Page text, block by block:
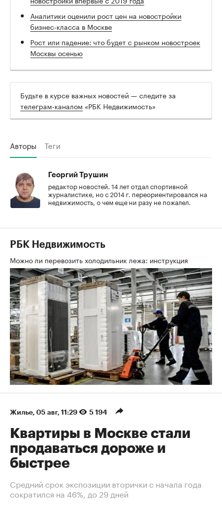
Аналитики оценили рост цен на новостройки
бизнес-класса в Москве
Рост или падение: что будет с рынком новостроек
Москвы осенью
Будьте в курсе важных новостей — следите за
телеграм-каналом «РБК Недвижимость»
Авторы Теги
Георгий Трушин
редактор новостей. 14 лет отдал спортивной
журналистике, но с 2014 г. переориентировался на
недвижимость, о чем еще ни разу не пожалел.
РБК Недвижимость
Можно ли перевозить холодильник лежа: инструкция
Жилье⁠, 05 авг, 11:29 5 194
Квартиры в Москве стали
продаваться дороже и
быстрее
Средний срок экспозиции вторички с начала года
сократился на 46%, до 29 дней